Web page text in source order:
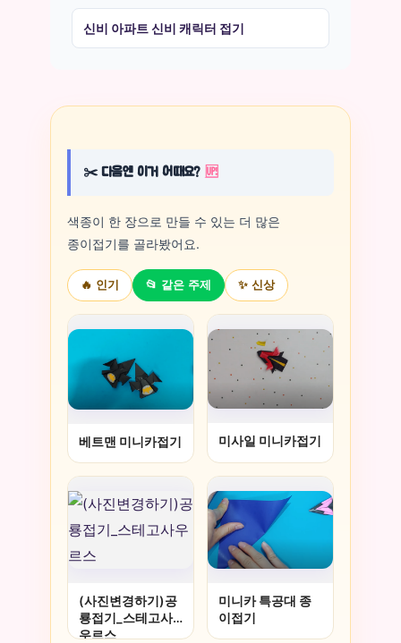
신비 아파트 신비 캐릭터 접기
✂️ 다음엔 이거 어때요? 🆙
색종이 한 장으로 만들 수 있는 더 많은
종이접기를 골라봤어요.
🔥 인기 📂 같은 주제 ✨ 신상
베트맨 미니카접기 미사일 미니카접기
(사진변경하기)공
룡접기_스테고사
우르스
미니카 특공대 종
이접기